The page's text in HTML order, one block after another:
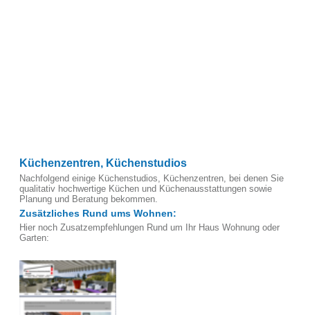
Küchenzentren, Küchenstudios
Nachfolgend einige Küchenstudios, Küchenzentren, bei denen Sie
qualitativ hochwertige Küchen und Küchenausstattungen sowie
Planung und Beratung bekommen.
Zusätzliches Rund ums Wohnen:
Hier noch Zusatzempfehlungen Rund um Ihr Haus Wohnung oder
Garten: